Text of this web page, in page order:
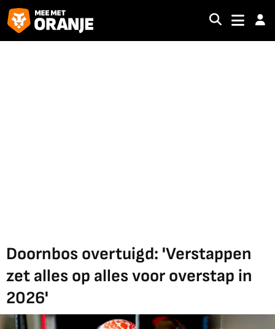
Doornbos overtuigd: 'Verstappen
zet alles op alles voor overstap in
2026'